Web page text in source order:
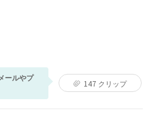
ールやプ
147 クリップ